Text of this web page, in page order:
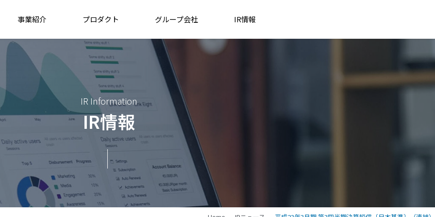
事業紹介 プロダクト グループ会社 IR情報
IR Information
IR情報